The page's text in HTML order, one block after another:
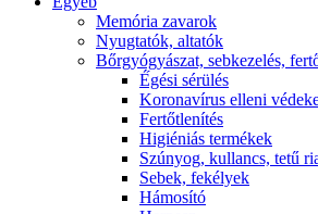
Memória zavarok
Nyugtatók, altatók
Bőrgyógyászat, sebkezelés,
É́gési sérülés
Koronavírus elleni
Fertőtlenítés
Higiéniás termékek
Szúnyog, kullancs, tetű
Sebek, fekélyek
Hámosító